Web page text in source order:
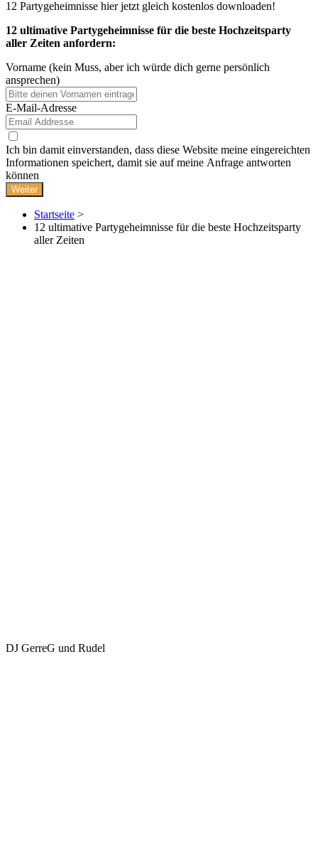
12 Partygeheimnisse hier jetzt gleich kostenlos downloaden!
12 ultimative Partygeheimnisse für die beste Hochzeitsparty
aller Zeiten anfordern:
Vorname (kein Muss, aber ich würde dich gerne persönlich
ansprechen)
E-Mail-Adresse
Ich bin damit einverstanden, dass diese Website meine eingereichten
Informationen speichert, damit sie auf meine Anfrage antworten
können
Weiter
Startseite >
12 ultimative Partygeheimnisse für die beste Hochzeitsparty
aller Zeiten
DJ GerreG und Rudel